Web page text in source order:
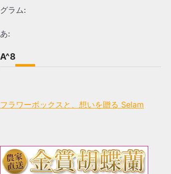
グラム:
あ:
A^8
フラワーボックスと、想いを贈る Selam